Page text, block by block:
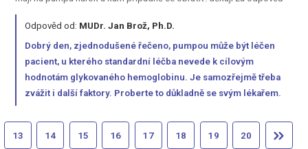
Odpověd od: MUDr. Jan Brož, Ph.D.
Dobrý den, zjednodušené řečeno, pumpou může být léčen
pacient, u kterého standardní léčba nevede k cílovým
hodnotám glykovaného hemoglobinu. Je samozřejmě třeba
zvážit i další faktory. Proberte to důkladně se svým lékařem.
13 14 15 16 17 18 19 20